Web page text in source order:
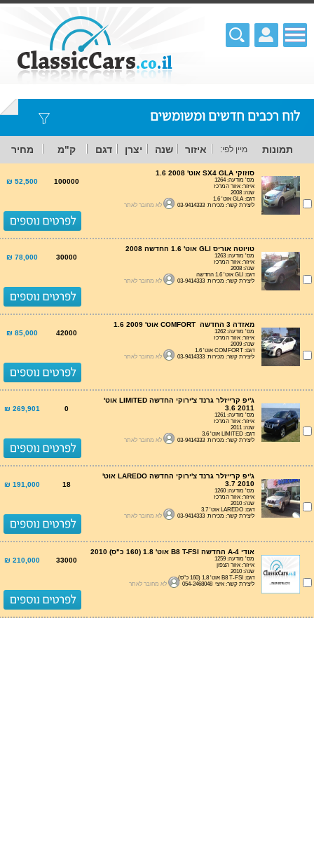
לוח רכבים חדשים ומשומשים
תמונות מיין לפי: איזור שנה יצרן דגם ק"מ מחיר
סוזוקי SX4 GLA אוט' 1.6 2008
מס' מודעה: 1264
איזור: אזור המרכז
שנה: 2008
דגם: GLA אוט' 1.6
ליצירת קשר: מכירות 03-9414333
לא מחובר לאתר
100000
52,500 ₪
טויוטה אוריס GLI אוט' 1.6 החדשה 2008
מס' מודעה: 1263
איזור: אזור המרכז
שנה: 2008
דגם: GLI אוט' 1.6 החדשה
ליצירת קשר: מכירות 03-9414333
לא מחובר לאתר
30000
78,000 ₪
מאזדה 3 החדשה COMFORT אוט' 1.6 2009
מס' מודעה: 1262
איזור: אזור המרכז
שנה: 2009
דגם: COMFORT אוט' 1.6
ליצירת קשר: מכירות 03-9414333
לא מחובר לאתר
42000
85,000 ₪
ג'יפ קרייזלר גרנד צ'ירוקי החדשה LIMITED אוט'
3.6 2011
מס' מודעה: 1261
איזור: אזור המרכז
שנה: 2011
דגם: LIMITED אוט' 3.6
ליצירת קשר: מכירות 03-9414333
לא מחובר לאתר
0
269,901 ₪
ג'יפ קרייזלר גרנד צ'ירוקי החדשה LAREDO אוט'
3.7 2010
מס' מודעה: 1260
איזור: אזור המרכז
שנה: 2010
דגם: LAREDO אוט' 3.7
ליצירת קשר: מכירות 03-9414333
לא מחובר לאתר
18
191,000 ₪
אודי A-4 החדשה B8 T-FSI אוט' 1.8 (160 כ"ס) 2010
מס' מודעה: 1259
איזור: אזור הצפון
שנה: 2010
דגם: B8 T-FSI אוט' 1.8 (160 כ"ס)
ליצירת קשר: איצי 054-2468048
לא מחובר לאתר
33000
210,000 ₪